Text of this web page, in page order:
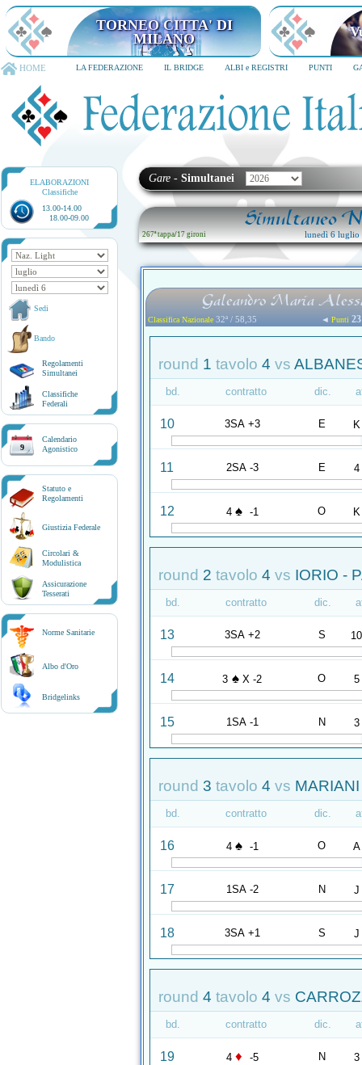
TORNEO CITTA' DI MILANO
6-8 dicembre 2026
HOME LA FEDERAZIONE IL BRIDGE ALBI e REGISTRI PUNTI
ELABORAZIONI
Classifiche
13.00-14.00
18.00-09.00
Sedi
Bando
Regolamenti
Simultanei
Classifiche
Federali
9
Calendario
Agonistico
Statuto e
Regolamenti
Giustizia Federale
Circolari &
Modulistica
Assicurazione
Tesserati
Norme Sanitarie
Albo d'Oro
Bridgelinks
Gare - Simultanei
Simultaneo
267ª tappa/17 gironi lunedì 6 luglio
Galeandro Maria
Classifica Nazionale 32ª / 58,35 ◄ Punti 23
round 1 tavolo 4 vs
bd. contratto dic.
10 3SA +3 E K
11 2SA -3 E 4
12 4 ♠ -1 O K
round 2 tavolo 4 vs IORIO -
bd. contratto dic.
13 3SA +2 S 10
14 3 ♠ X -2 O 5
15 1SA -1 N 3
round 3 tavolo 4 vs
bd. contratto dic.
16 4 ♠ -1 O A
17 1SA -2 N J
18 3SA +1 S J
round 4 tavolo 4 vs
bd. contratto dic.
19 4 ♦ -5 N 3